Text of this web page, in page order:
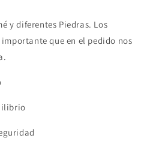
y diferentes Piedras. Los
que en el pedido nos